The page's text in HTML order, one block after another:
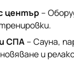
център –
СПА – Сауна,
и